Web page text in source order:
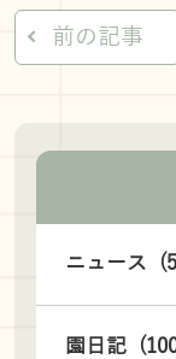
前の記事
ニュース
園日記